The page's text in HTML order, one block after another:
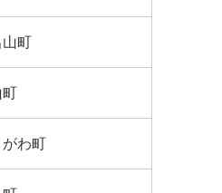
町
わ町